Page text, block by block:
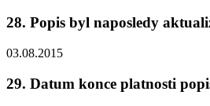
28. Popis byl naposledy
03.08.2015
29. Datum konce platnosti